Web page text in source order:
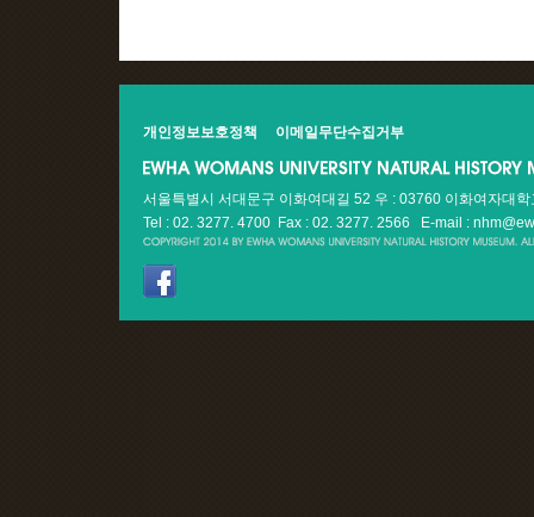
개인정보보호정책 이메일무단수집거부
서울특별시 서대문구 이화여대길 52 우 : 03760 이화여자대
Tel : 02. 3277. 4700 Fax : 02. 3277. 2566
E-mail :